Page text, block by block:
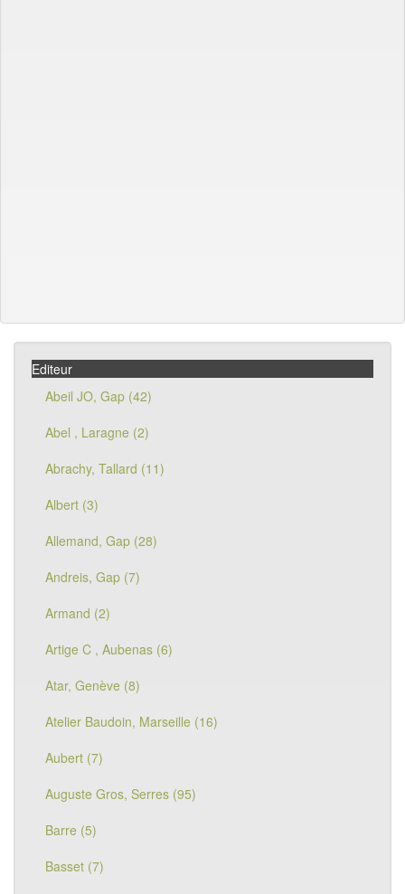
Editeur
Abeil JO, Gap (42)
Abel , Laragne (2)
Abrachy, Tallard (11)
Albert (3)
Allemand, Gap (28)
Andreis, Gap (7)
Armand (2)
Artige C , Aubenas (6)
Atar, Genève (8)
Atelier Baudoin, Marseille (16)
Aubert (7)
Auguste Gros, Serres (95)
Barre (5)
Basset (7)